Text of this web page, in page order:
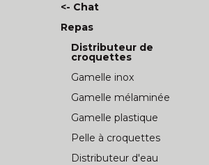
<- Chat
Repas
Distributeur de
croquettes
Gamelle inox
Gamelle mélaminée
Gamelle plastique
Pelle à croquettes
Distributeur d'eau